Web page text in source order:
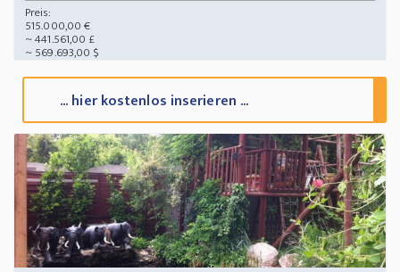
Preis:
515.000,00 €
~ 441.561,00 £
~ 569.693,00 $
... hier kostenlos inserieren ...